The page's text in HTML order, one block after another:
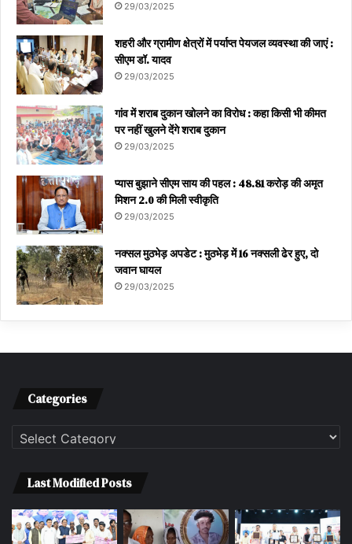
29/03/2025
शहरी और ग्रामीण क्षेत्रों में पर्याप्त पेयजल व्यवस्था की जाएं :
सीएम डॉ. यादव
29/03/2025
गांव में शराब दुकान खोलने का विरोध : कहा किसी भी कीमत
पर नहीं खुलने देंगे शराब दुकान
29/03/2025
प्यास बुझाने सीएम साय की पहल : 48.81 करोड़ की अमृत
मिशन 2.0 की मिली स्वीकृति
29/03/2025
नक्सल मुठभेड़ अपडेट : मुठभेड़ में 16 नक्सली ढेर हुए, दो
जवान घायल
29/03/2025
Categories
Categories
Last Modified Posts